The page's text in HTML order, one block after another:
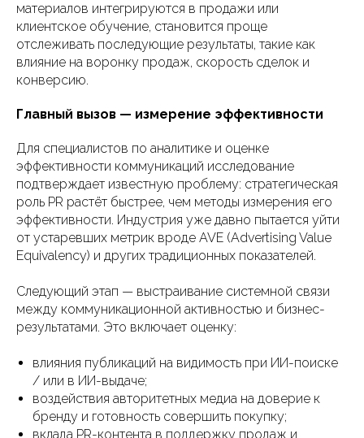
материалов интегрируются в продажи или
клиентское обучение, становится проще
отслеживать последующие результаты, такие как
влияние на воронку продаж, скорость сделок и
конверсию.
Главный вызов — измерение эффективности
Для специалистов по аналитике и оценке
эффективности коммуникаций исследование
подтверждает известную проблему: стратегическая
роль PR растёт быстрее, чем методы измерения его
эффективности. Индустрия уже давно пытается уйти
от устаревших метрик вроде AVE (Advertising Value
Equivalency) и других традиционных показателей.
Следующий этап — выстраивание системной связи
между коммуникационной активностью и бизнес-
результатами. Это включает оценку:
влияния публикаций на видимость при ИИ-поиске
/ или в ИИ-выдаче;
воздействия авторитетных медиа на доверие к
бренду и готовность совершить покупку;
вклада PR-контента в поддержку продаж и